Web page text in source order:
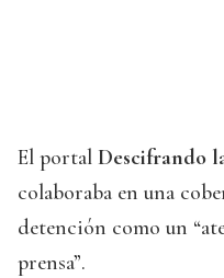
El portal Descifrando
colaboraba en una
detención como un
prensa”.